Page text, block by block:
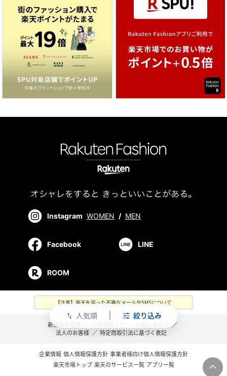
swap_vert 人気順 絞り込み
Instagram WOMEN / MEN
Facebook LINE
ROOM
【注意】楽天を装った不審なメールやSMSについて
新規会員登録
／
法人のお客様 ／ 特定商取引法に基づく表記
企業情報 個人情報保護方針 事業者様向け個人情報保護方針
楽天市場トップ 楽天のサービス一覧 アプリ一覧